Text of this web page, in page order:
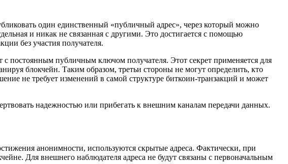
один единственный «публичный адрес», через который можно
и никак не связанная с другими. Это достигается с помощью
без участия получателя.
постоянным публичным ключом получателя. Этот секрет применяется для
блокчейн. Таким образом, третьи стороны не могут определить, кто
не требует изменений в самой структуре биткоин-транзакций и может
надежностью или прибегать к внешним каналам передачи данных.
анонимности, используются скрытые адреса. Фактически, при
Для внешнего наблюдателя адреса не будут связаны с первоначальным